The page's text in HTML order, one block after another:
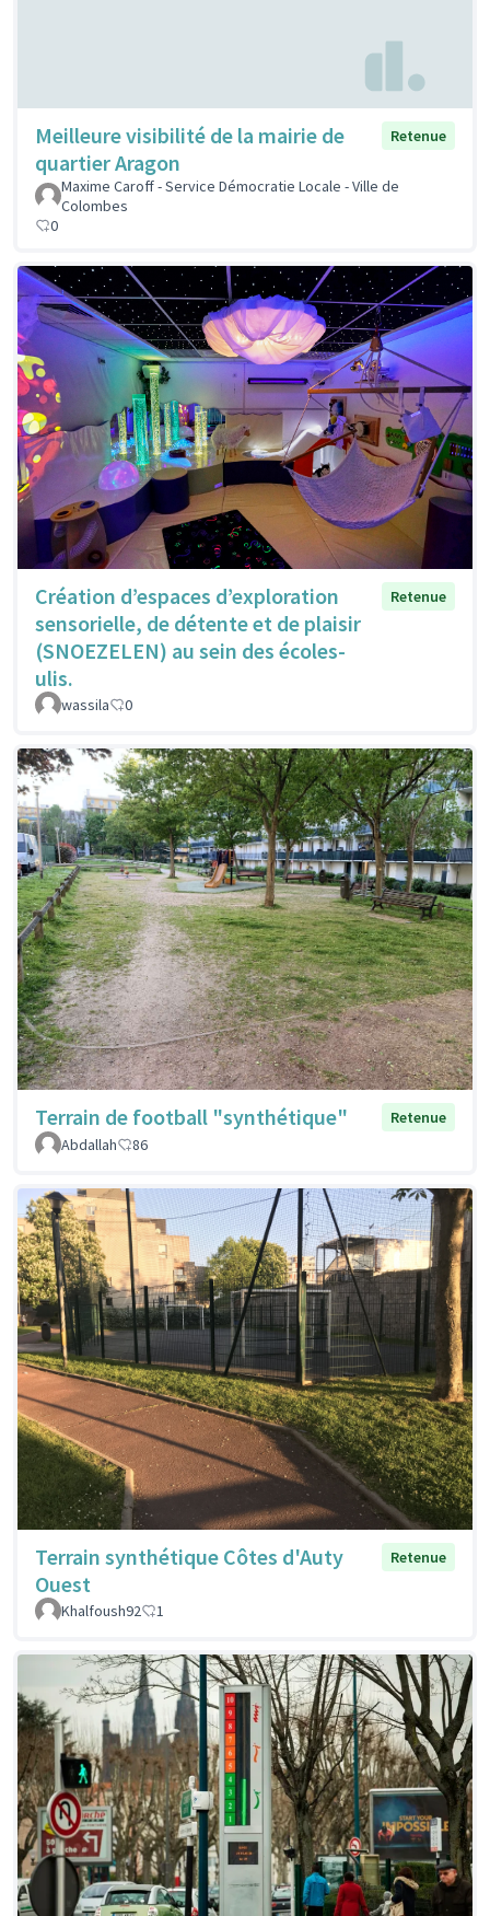
Meilleure visibilité de la mairie de
quartier Aragon
Retenue
Maxime Caroff - Service Démocratie Locale - Ville de
Colombes
0
Création d’espaces d’exploration
sensorielle, de détente et de plaisir
(SNOEZELEN) au sein des écoles-
ulis.
Retenue
wassila 0
Terrain de football "synthétique"
Retenue
Abdallah
86
Terrain synthétique Côtes d'Auty
Ouest
Retenue
Khalfoush92 1